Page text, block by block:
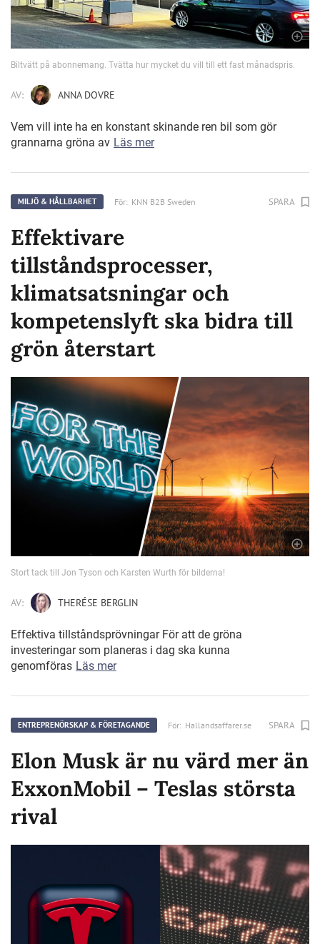
Biltvätt på abonnemang. Tvätta hur mycket du vill till ett fast månadspris.
AV: ANNA DOVRE
Vem vill inte ha en konstant skinande ren bil som gör
grannarna gröna av Läs mer
MILJÖ & HÅLLBARHET För: KNN B2B Sweden SPARA
Effektivare
tillståndsprocesser,
klimatsatsningar och
kompetenslyft ska bidra till
grön återstart
Stort tack till Jon Tyson och Karsten Wurth för bilderna!
AV: THERÉSE BERGLIN
Effektiva tillståndsprövningar För att de gröna
investeringar som planeras i dag ska kunna
genomföras Läs mer
ENTREPRENÖRSKAP & FÖRETAGANDE För: Hallandsaffarer.se SPARA
Elon Musk är nu värd mer än
ExxonMobil – Teslas största
rival